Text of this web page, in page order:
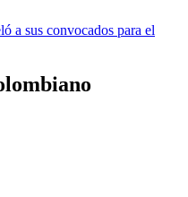
a sus convocados para el